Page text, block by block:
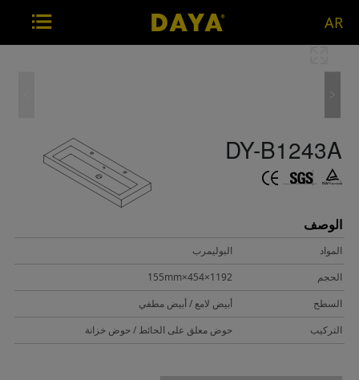
AR
DY-B1243A
الوصف
المواد
البوليمرب
الحجم
1192×454×155mm
السطح
أبيض لامع / أبيض مطفي
التركيب
حوض معلق على الحائط / حوض خزانة